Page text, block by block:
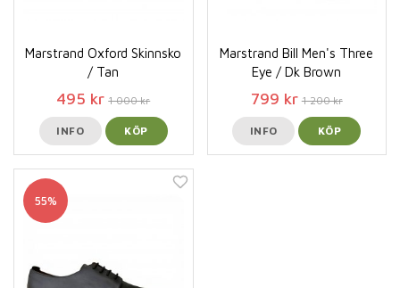
Marstrand Oxford Skinnsko
/ Tan
495 kr 1 000 kr
INFO KÖP
Marstrand Bill Men's Three
Eye / Dk Brown
799 kr 1 200 kr
INFO KÖP
55%